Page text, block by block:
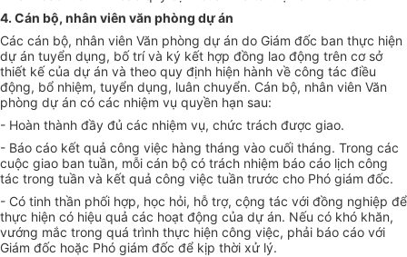
4. Cán bộ, nhân viên văn phòng dự án
Các cán bộ, nhân viên Văn phòng dự án do Giám đốc ban thực hiện
dự án tuyển dụng, bố trí và ký kết hợp đồng lao động trên cơ sở
thiết kế của dự án và theo quy định hiện hành về công tác điều
động, bổ nhiệm, tuyển dụng, luân chuyển. Cán bộ, nhân viên Văn
phòng dự án có các nhiệm vụ quyền hạn sau:
- Hoàn thành đầy đủ các nhiệm vụ, chức trách được giao.
- Báo cáo kết quả công việc hàng tháng vào cuối tháng. Trong các
cuộc giao ban tuần, mỗi cán bộ có trách nhiệm báo cáo lịch công
tác trong tuần và kết quả công việc tuần trước cho Phó giám đốc.
- Có tinh thần phối hợp, học hỏi, hỗ trợ, cộng tác với đồng nghiệp để
thực hiện có hiệu quả các hoạt động của dự án. Nếu có khó khăn,
vướng mắc trong quá trình thực hiện công việc, phải báo cáo với
Giám đốc hoặc Phó giám đốc để kịp thời xử lý.